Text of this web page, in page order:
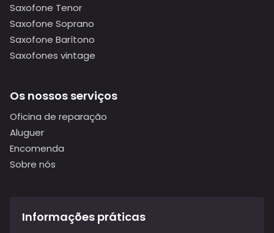
Saxofone Tenor
Saxofone Soprano
Saxofone Barítono
Saxofones vintage
Os nossos serviços
Oficina de reparação
Aluguer
Encomenda
Sobre nós
Informações práticas